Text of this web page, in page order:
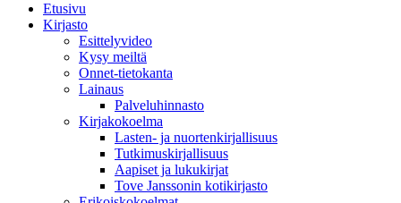
Etusivu
Kirjasto
Esittelyvideo
Kysy meiltä
Onnet-tietokanta
Lainaus
Palveluhinnasto
Kirjakokoelma
Lasten- ja nuortenkirjallisuus
Tutkimuskirjallisuus
Aapiset ja lukukirjat
Tove Janssonin kotikirjasto